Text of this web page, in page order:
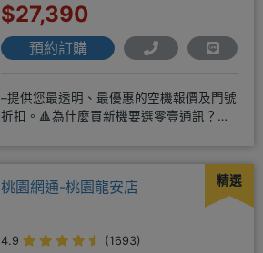
$27,390
預約訂購
–提供您最透明、最優惠的空機報價及門號
折扣。🔺為什麼買新機要選零壹通訊？
精選
桃園網通-桃園龍安店
4.9
(1693)